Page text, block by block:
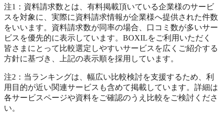
額になる ▼ 「楽楽販売」なら ▼ [1]複雑な金額計
算の自動化で手間やミスを削減 ┗自社の業務フロー
に合わせて売上や原価の計算ロジックを柔軟にカスタ
マイズ可能！ 複雑な金額計算の自動化により手間
やミスを削減！ [2]請求処理、売上計上の効率化で手
間やミスを削減 ┗自社の業務フローに合わせた請求
で、月末月初の作業を大幅に削減し、ミスも削減！
[3]業務の自動化でミスを削減 ┗ルーチンワークの自
動化、リレーショナルデータベースの実現により、転
注1：資料請求数とは、有料掲載頂いている企業様のサービ
スを対象に、実際に資料請求情報が企業様へ提供された件数
をいいます。資料請求数が同率の場合、口コミ数が多いサー
ビスを優先的に表示しています。BOXILをご利用いただく
皆さまにとって比較選定しやすいサービスを広くご紹介する
方針に基づき、上記の表示順を採用しています。
注2：当ランキングは、幅広い比較検討を支援するため、利
用目的が近い関連サービスも含めて掲載しています。詳細は
各サービスページや資料をご確認のうえ比較をご検討くださ
い。